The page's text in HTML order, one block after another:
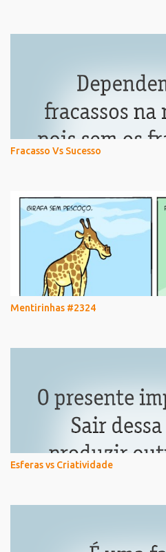
Fracasso Vs Sucesso
Mentirinhas #2324
Esferas vs Criatividade